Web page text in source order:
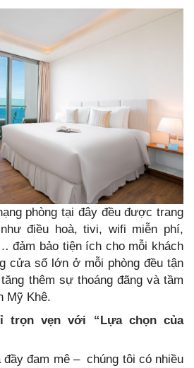
phòng tại đây đều được trang
điều hoà, tivi, wifi miễn phí,
đảm bảo tiện ích cho mỗi khách
cửa sổ lớn ở mỗi phòng đều tận
thêm sự thoáng đãng và tầm
Mỹ Khê.
trọn vẹn với “Lựa chọn của
đầy đam mê – chúng tôi có nhiều